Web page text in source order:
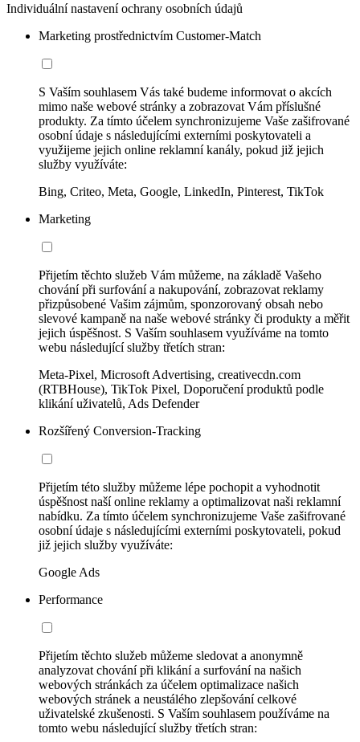
Individuální nastavení ochrany osobních údajů
Marketing prostřednictvím Customer-Match
S Vaším souhlasem Vás také budeme informovat o akcích
mimo naše webové stránky a zobrazovat Vám příslušné
produkty. Za tímto účelem synchronizujeme Vaše zašifrované
osobní údaje s následujícími externími poskytovateli a
využijeme jejich online reklamní kanály, pokud již jejich
služby využíváte:
Bing, Criteo, Meta, Google, LinkedIn, Pinterest, TikTok
Marketing
Přijetím těchto služeb Vám můžeme, na základě Vašeho
chování při surfování a nakupování, zobrazovat reklamy
přizpůsobené Vašim zájmům, sponzorovaný obsah nebo
slevové kampaně na naše webové stránky či produkty a měřit
jejich úspěšnost. S Vaším souhlasem využíváme na tomto
webu následující služby třetích stran:
Meta-Pixel, Microsoft Advertising, creativecdn.com
(RTBHouse), TikTok Pixel, Doporučení produktů podle
klikání uživatelů, Ads Defender
Rozšířený Conversion-Tracking
Přijetím této služby můžeme lépe pochopit a vyhodnotit
úspěšnost naší online reklamy a optimalizovat naši reklamní
nabídku. Za tímto účelem synchronizujeme Vaše zašifrované
osobní údaje s následujícími externími poskytovateli, pokud
již jejich služby využíváte:
Google Ads
Performance
Přijetím těchto služeb můžeme sledovat a anonymně
analyzovat chování při klikání a surfování na našich
webových stránkách za účelem optimalizace našich
webových stránek a neustálého zlepšování celkové
uživatelské zkušenosti. S Vaším souhlasem používáme na
tomto webu následující služby třetích stran: